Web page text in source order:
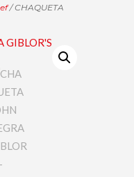
/ CHAQUETA